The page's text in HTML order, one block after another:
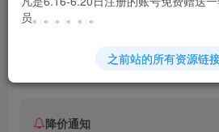
风
6个月前更新
降价通知
员。。。。。。
之前站的所有资源链